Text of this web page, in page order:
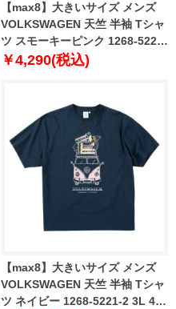
【max8】大きいサイズ メンズ
VOLKSWAGEN 天竺 半袖 Tシャ
ツ スモーキーピンク 1268-5220-
2 3L 4L 5L 6L 8L
￥4,290(税込)
【max8】大きいサイズ メンズ
VOLKSWAGEN 天竺 半袖 Tシャ
ツ ネイビー 1268-5221-2 3L 4L